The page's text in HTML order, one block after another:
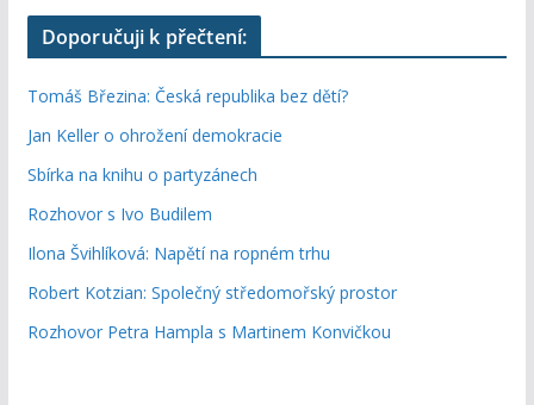
Doporučuji k přečtení:
Tomáš Březina: Česká republika bez dětí?
Jan Keller o ohrožení demokracie
Sbírka na knihu o partyzánech
Rozhovor s Ivo Budilem
Ilona Švihlíková: Napětí na ropném trhu
Robert Kotzian: Společný středomořský prostor
Rozhovor Petra Hampla s Martinem Konvičkou